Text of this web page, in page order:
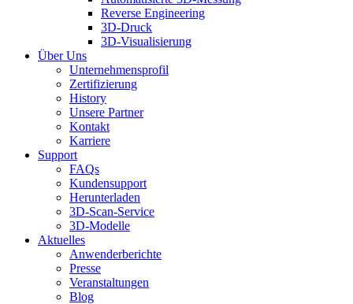
Reverse Engineering
3D-Druck
3D-Visualisierung
Über Uns
Unternehmensprofil
Zertifizierung
History
Unsere Partner
Kontakt
Karriere
Support
FAQs
Kundensupport
Herunterladen
3D-Scan-Service
3D-Modelle
Aktuelles
Anwenderberichte
Presse
Veranstaltungen
Blog